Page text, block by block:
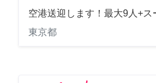
空港送迎します！最大9人+ス
東京都